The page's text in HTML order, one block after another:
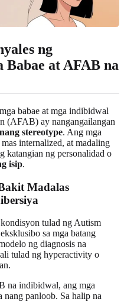
ng
Babae at AFAB na
babae at mga indibidwal
(AFAB) ay nangangailangan
stereotype. Ang mga
internalized, at madaling
katangian ng personalidad o
isip.
Madalas
tulad ng Autism
sa mga batang
ng diagnosis na
tulad ng hyperactivity o
na indibidwal, ang mga
nang panloob. Sa halip na